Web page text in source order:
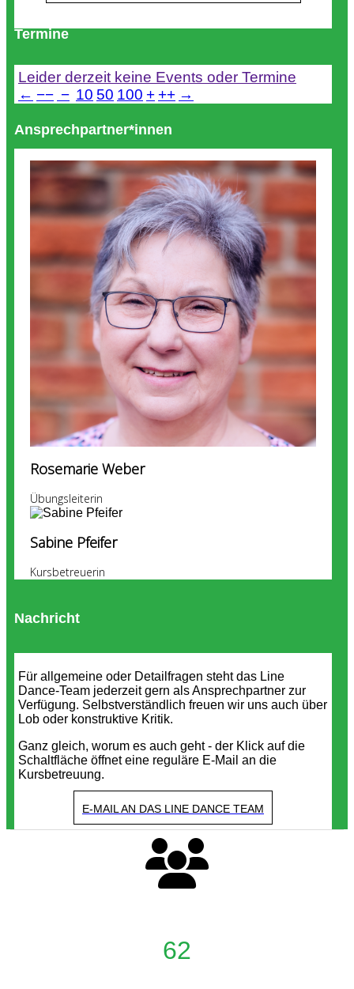
Termine
Leider derzeit keine Events oder Termine
← −− − 10 50 100 + ++ →
Ansprechpartner*innen
Rosemarie Weber
Übungsleiterin
Sabine Pfeifer
Kursbetreuerin
Nachricht
Für allgemeine oder Detailfragen steht das Line
Dance-Team jederzeit gern als Ansprechpartner zur
Verfügung. Selbstverständlich freuen wir uns auch über
Lob oder konstruktive Kritik.
Ganz gleich, worum es auch geht - der Klick auf die
Schaltfläche öffnet eine reguläre E-Mail an die
Kursbetreuung.
E-MAIL AN DAS LINE DANCE TEAM
62